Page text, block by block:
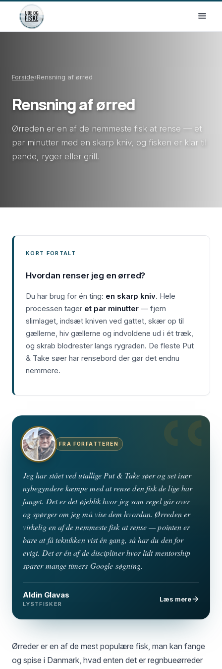
Forside›Rensning af ørred
Rensning af ørred
Ørreden er en af de nemmeste fisk at rense — et
par minutter med en skarp kniv, og fisken er klar til
pande, ryger eller grill.
KORT FORTALT
Hvordan renser jeg en ørred?
Du har brug for én ting: en skarp kniv. Hele
processen tager et par minutter — fjern
slimlaget, indsæt kniven ved gattet, skær op til
gællerne, hiv gællerne og indvoldene ud i ét træk,
og skrab blodrester langs rygraden. De fleste Put
& Take søer har rensebord der gør det endnu
nemmere.
FRA FORFATTEREN
Jeg har stået ved utallige Put & Take søer og set især
nybegyndere kæmpe med at rense den fisk de lige har
fanget. Det er det øjeblik hvor jeg som regel går over
og spørger om jeg må vise dem hvordan. Ørreden er
virkelig en af de nemmeste fisk at rense — pointen er
bare at få teknikken vist én gang, så har du den for
evigt. Det er én af de discipliner hvor lidt mentorship
sparer mange timers Google-søgning.
Aldin Glavas
LYSTFISKER
Læs mere
Ørreder er en af de mest populære fisk, man kan fange
og spise i Danmark, hvad enten det er regnbueørreder